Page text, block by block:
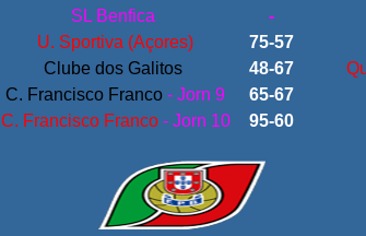
SL Benfica
-
U. Sportiva (Açores)
75-57
Clube dos Galitos 48-67
C. Francisco Franco - Jorn 9
65-67
C. Francisco Franco - Jorn 10 95-60